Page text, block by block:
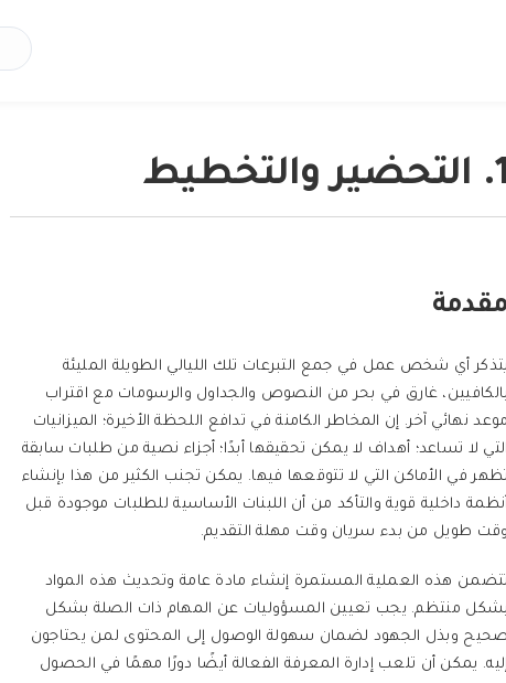
1. التحضير والتخطيط
مقدمة
يتذكر أي شخص عمل في جمع التبرعات تلك الليالي الطويلة المليئة
بالكافيين، غارق في بحر من النصوص والجداول والرسومات مع اقتراب
موعد نهائي آخر. إن المخاطر الكامنة في تدافع اللحظة الأخيرة؛ الميزانيات
التي لا تساعد؛ أهداف لا يمكن تحقيقها أبدًا؛ أجزاء نصية من طلبات سابقة
تظهر في الأماكن التي لا تتوقعها فيها. يمكن تجنب الكثير من هذا بإنشاء
أنظمة داخلية قوية والتأكد من أن اللبنات الأساسية للطلبات موجودة قبل
وقت طويل من بدء سريان وقت مهلة التقديم.
تتضمن هذه العملية المستمرة إنشاء مادة عامة وتحديث هذه المواد
بشكل منتظم. يجب تعيين المسؤوليات عن المهام ذات الصلة بشكل
صحيح وبذل الجهود لضمان سهولة الوصول إلى المحتوى لمن يحتاجون
يمكن أن تلعب إدارة المعرفة الفعالة أيضًا دورًا مهمًا في الحصول